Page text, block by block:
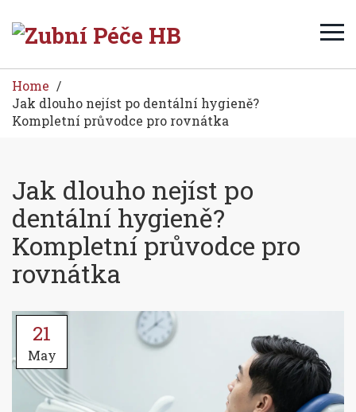
Home
Jak dlouho nejíst po dentální hygieně?
Kompletní průvodce pro rovnátka
Jak dlouho nejíst po
dentální hygieně?
Kompletní průvodce pro
rovnátka
21
May